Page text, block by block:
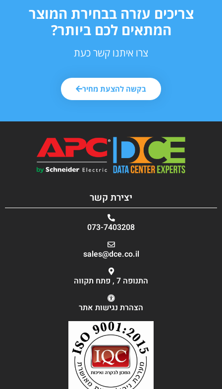
צריכים עזרה בבחירת המוצר
המתאים לכם ביותר?
צרו איתנו קשר כעת
בקשה להצעת מחיר
יצירת קשר
073-7403208
sales@dce.co.il
התנופה 7 , פתח תקווה
הצהרת נגישות אתר